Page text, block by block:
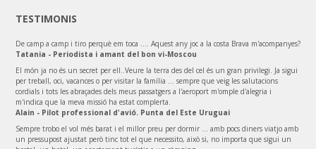
TESTIMONIS
De camp a camp i tiro perquè em toca .... Aquest any joc a la costa Brava m'acompanyes?
Tatania - Periodista i amant del bon vi-Moscou
El món ja no és un secret per ell..Veure la terra des del cel és un gran privilegi. Ja sigui
per treball, oci, vacances o per visitar la família ... sempre que veig les salutacions
cordials i tots les abraçades dels meus passatgers a l'aeroport m'omple d'alegria i
m'indica que la meva missió ha estat complerta.
Alain - Pilot professional d'avió. Punta del Este Uruguai
Sempre trobo el vol més barat i el millor preu per dormir ... amb pocs diners viatjo amb
un pressupost ajustat però tinc tot el que necessito, això si, no importa que sigui un